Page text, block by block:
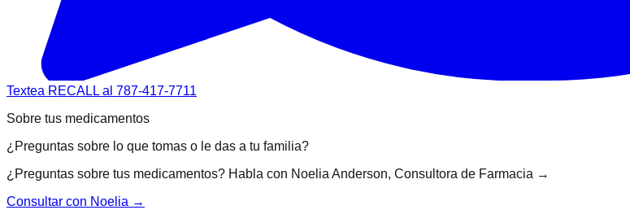
Textea RECALL al 787-417-7711
Sobre tus medicamentos
¿Preguntas sobre lo que tomas o le das a tu familia?
¿Preguntas sobre tus medicamentos? Habla con Noelia Anderson, Consultora de Farmacia →
Consultar con Noelia →